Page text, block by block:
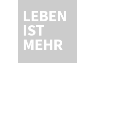
LEBEN
IST
MEHR